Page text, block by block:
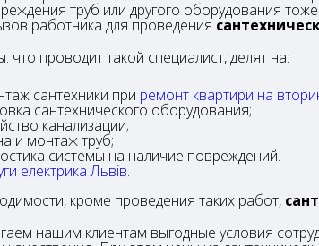
труб или другого оборудования
работника для проведения
что проводит такой специалист, делят на:
сантехники при ремонт квартири на
сантехнического оборудования;
канализации;
и монтаж труб;
системы на наличие повреждений.
електрика Львів.
кроме проведения таких работ,
нашим клиентам выгодные условия